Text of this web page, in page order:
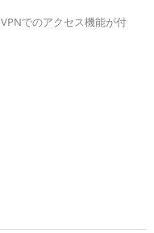
でのアクセス機能が付